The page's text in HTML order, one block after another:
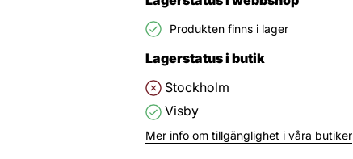
Produkten finns i lager
Lagerstatus i butik
Stockholm
Visby
Mer info om tillgänglighet i våra butiker